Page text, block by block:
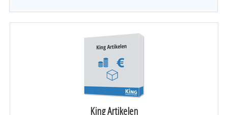
King Artikelen